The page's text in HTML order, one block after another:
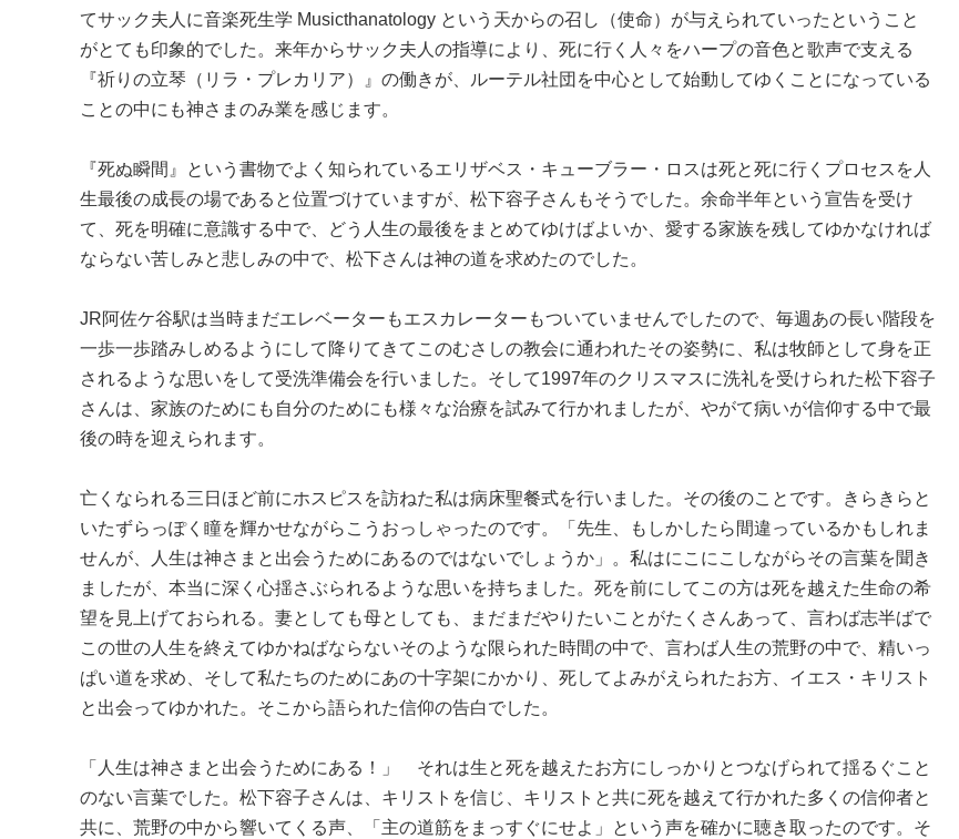
てサック夫人に音楽死生学 Musicthanatology という天からの召し（使命）が与えられていったということ
がとても印象的でした。来年からサック夫人の指導により、死に行く人々をハープの音色と歌声で支える
『祈りの立琴（リラ・プレカリア）』の働きが、ルーテル社団を中心として始動してゆくことになっている
ことの中にも神さまのみ業を感じます。
『死ぬ瞬間』という書物でよく知られているエリザベス・キューブラー・ロスは死と死に行くプロセスを人
生最後の成長の場であると位置づけていますが、松下容子さんもそうでした。余命半年という宣告を受け
て、死を明確に意識する中で、どう人生の最後をまとめてゆけばよいか、愛する家族を残してゆかなければ
ならない苦しみと悲しみの中で、松下さんは神の道を求めたのでした。
JR阿佐ケ谷駅は当時まだエレベーターもエスカレーターもついていませんでしたので、毎週あの長い階段を
一歩一歩踏みしめるようにして降りてきてこのむさしの教会に通われたその姿勢に、私は牧師として身を正
されるような思いをして受洗準備会を行いました。そして1997年のクリスマスに洗礼を受けられた松下容子
さんは、家族のためにも自分のためにも様々な治療を試みて行かれましたが、やがて病いが信仰する中で最
後の時を迎えられます。
亡くなられる三日ほど前にホスピスを訪ねた私は病床聖餐式を行いました。その後のことです。きらきらと
いたずらっぽく瞳を輝かせながらこうおっしゃったのです。「先生、もしかしたら間違っているかもしれま
せんが、人生は神さまと出会うためにあるのではないでしょうか」。私はにこにこしながらその言葉を聞き
ましたが、本当に深く心揺さぶられるような思いを持ちました。死を前にしてこの方は死を越えた生命の希
望を見上げておられる。妻としても母としても、まだまだやりたいことがたくさんあって、言わば志半ばで
この世の人生を終えてゆかねばならないそのような限られた時間の中で、言わば人生の荒野の中で、精いっ
ぱい道を求め、そして私たちのためにあの十字架にかかり、死してよみがえられたお方、イエス・キリスト
と出会ってゆかれた。そこから語られた信仰の告白でした。
「人生は神さまと出会うためにある！」 それは生と死を越えたお方にしっかりとつなげられて揺るぐこと
のない言葉でした。松下容子さんは、キリストを信じ、キリストと共に死を越えて行かれた多くの信仰者と
共に、荒野の中から響いてくる声、「主の道筋をまっすぐにせよ」という声を確かに聴き取ったのです。そ